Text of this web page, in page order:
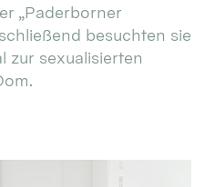
„Paderborner
besuchten sie
zur sexualisierten